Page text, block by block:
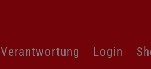
Verantwortung Login